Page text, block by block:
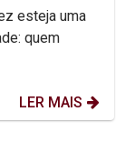
esteja uma
quem
LER MAIS